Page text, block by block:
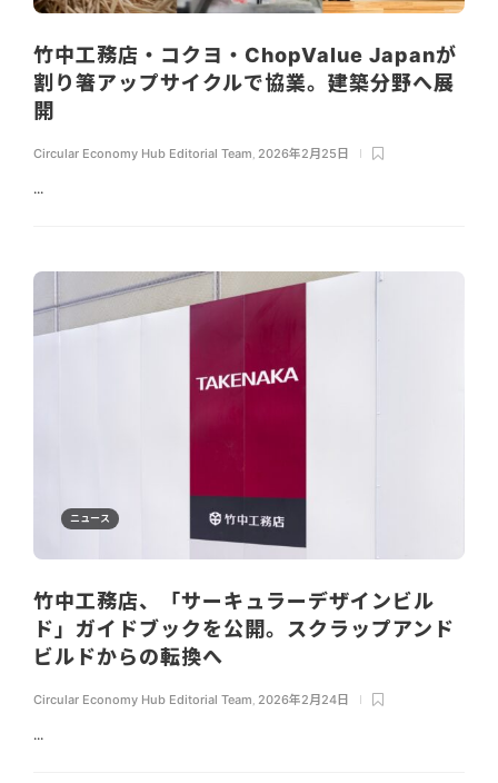
竹中工務店・コクヨ・ChopValue Japanが
割り箸アップサイクルで協業。建築分野へ展
開
Circular Economy Hub Editorial Team 2026年2月25日
...
ニュース
竹中工務店、「サーキュラーデザインビル
ド」ガイドブックを公開。スクラップアンド
ビルドからの転換へ
Circular Economy Hub Editorial Team 2026年2月24日
...